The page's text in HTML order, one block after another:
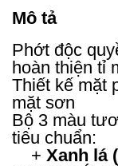
Mô tả
Phớt độc
hoàn thiện tỉ
Thiết kế mặt
mặt sơn
Bộ 3 màu
tiêu chuẩn:
+ Xanh lá